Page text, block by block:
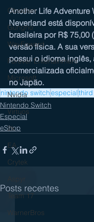
Obsidian
Gungho
WayFoward
Forever Entertainment
Microsoft
Nvidia
Virtuos
2k
EA
Crytek
Aspyr
Team 17
WarnerBros
Another Life Adventure
Neverland está
brasileira por R$ 75,00 (
versão física. A sua
possui o idioma inglês,
comercializada
no Japão.
nintendo switchespecial
Nintendo Switch
Especial
eShop
Posts recentes